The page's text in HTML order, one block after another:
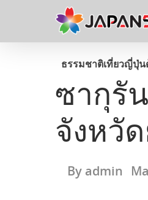
ธรรมชาติเที่ยวญี่ปุ่น
ซากุรั
จังหวั
By admin